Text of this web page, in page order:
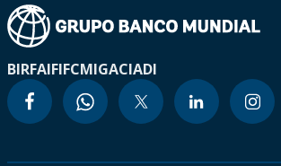
BIRFAIFIFCMIGACIADI